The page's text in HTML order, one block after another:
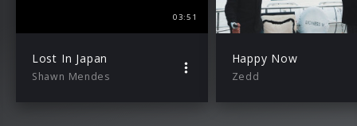
03:51
Lost In Japan
Shawn Mendes
Happy Now
Zedd